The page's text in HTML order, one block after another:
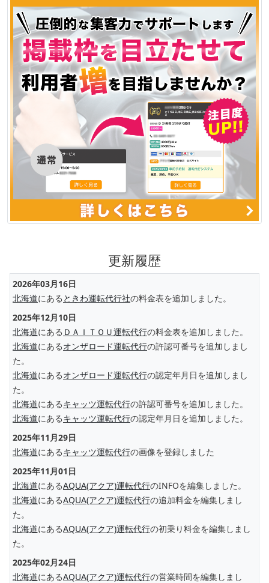
更新履歴
2026年03月16日
北海道にある ときわ運転代行社の料金表を追加しました。
2025年12月10日
北海道にある ＤＡＩＴＯＵ運転代行の料金表を追加しました。
北海道にあるオンザロード運転代行の許認可番号を追加しまし
た。
北海道にあるオンザロード運転代行の認定年月日を追加しまし
た。
北海道にあるキャッツ運転代行の許認可番号を追加しました。
北海道にあるキャッツ運転代行の認定年月日を追加しました。
2025年11月29日
北海道にあるキャッツ運転代行の画像を登録しました
2025年11月01日
北海道にあるAQUA(アクア)運転代行のINFOを編集しました。
北海道にあるAQUA(アクア)運転代行の追加料金を編集しまし
た。
北海道にあるAQUA(アクア)運転代行の初乗り料金を編集しまし
た。
2025年02月24日
北海道にあるAQUA(アクア)運転代行の営業時間を編集しまし